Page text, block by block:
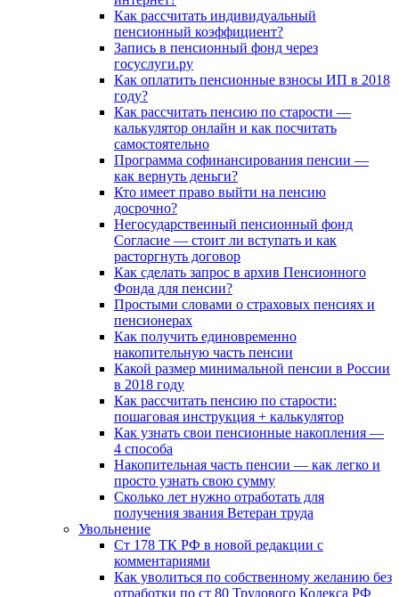
Как рассчитать индивидуальный
пенсионный коэффициент?
Запись в пенсионный фонд через
госуслуги.ру
Как оплатить пенсионные взносы ИП в 2018
году?
Как рассчитать пенсию по старости —
калькулятор онлайн и как посчитать
самостоятельно
Программа софинансирования пенсии —
как вернуть деньги?
Кто имеет право выйти на пенсию
досрочно?
Негосударственный пенсионный фонд
Согласие — стоит ли вступать и как
расторгнуть договор
Как сделать запрос в архив Пенсионного
Фонда для пенсии?
Простыми словами о страховых пенсиях и
пенсионерах
Как получить единовременно
накопительную часть пенсии
Какой размер минимальной пенсии в России
в 2018 году
Как рассчитать пенсию по старости:
пошаговая инструкция + калькулятор
Как узнать свои пенсионные накопления —
4 способа
Накопительная часть пенсии — как легко и
просто узнать свою сумму
Сколько лет нужно отработать для
получения звания Ветеран труда
Увольнение
Ст 178 ТК РФ в новой редакции с
комментариями
Как уволиться по собственному желанию без
отработки по ст 80 Трудового Кодекса РФ